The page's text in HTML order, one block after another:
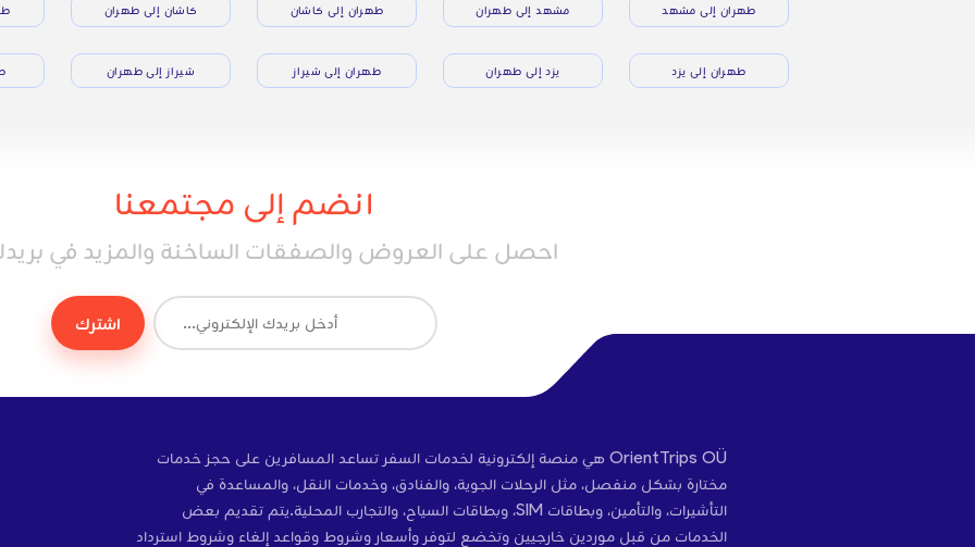
طهران إلى مشهد مشهد إلى طهران طهران إلى كاشان كاشان إلى طهران
طهران إلى يزد يزد إلى طهران طهران إلى شيراز شيراز إلى طهران
انضم إلى مجتمعنا
احصل على العروض والصفقات الساخنة والمزيد في بريدك
اشترك
OrientTrips OÜ هي منصة إلكترونية لخدمات السفر تساعد المسافرين على حجز خدمات
مختارة بشكل منفصل، مثل الرحلات الجوية، والفنادق، وخدمات النقل، والمساعدة في
التأشيرات، والتأمين، وبطاقات SIM، وبطاقات السياح، والتجارب المحلية.يتم تقديم بعض
الخدمات من قبل موردين خارجيين وتخضع لتوفر وأسعار وشروط وقواعد إلغاء وشروط استرداد